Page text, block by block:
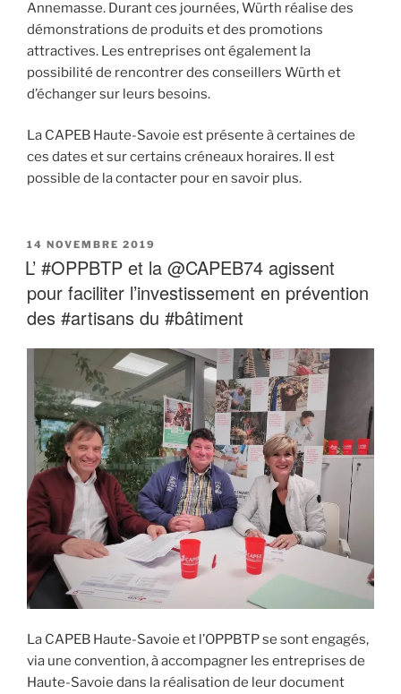
Annemasse. Durant ces journées, Würth réalise des
démonstrations de produits et des promotions
attractives. Les entreprises ont également la
possibilité de rencontrer des conseillers Würth et
d’échanger sur leurs besoins.
La CAPEB Haute-Savoie est présente à certaines de
ces dates et sur certains créneaux horaires. Il est
possible de la contacter pour en savoir plus.
PUBLIÉ
LE
14 NOVEMBRE 2019
L’ #OPPBTP et la @CAPEB74 agissent
pour faciliter l’investissement en prévention
des #artisans du #bâtiment
La CAPEB Haute-Savoie et l’OPPBTP se sont engagés,
via une convention, à accompagner les entreprises de
Haute-Savoie dans la réalisation de leur document